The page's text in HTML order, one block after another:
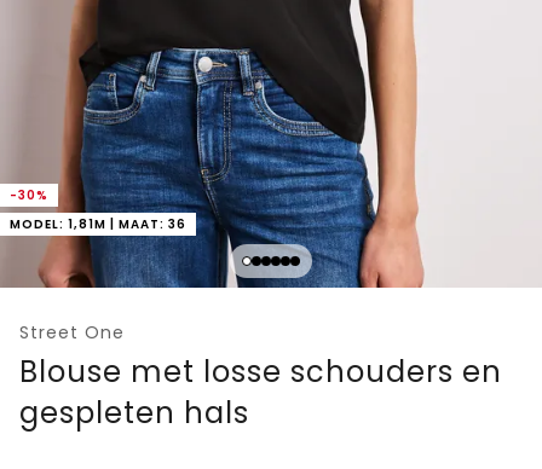
-30%
MODEL: 1,81M | MAAT: 36
Street One
Blouse met losse schouders en
gespleten hals